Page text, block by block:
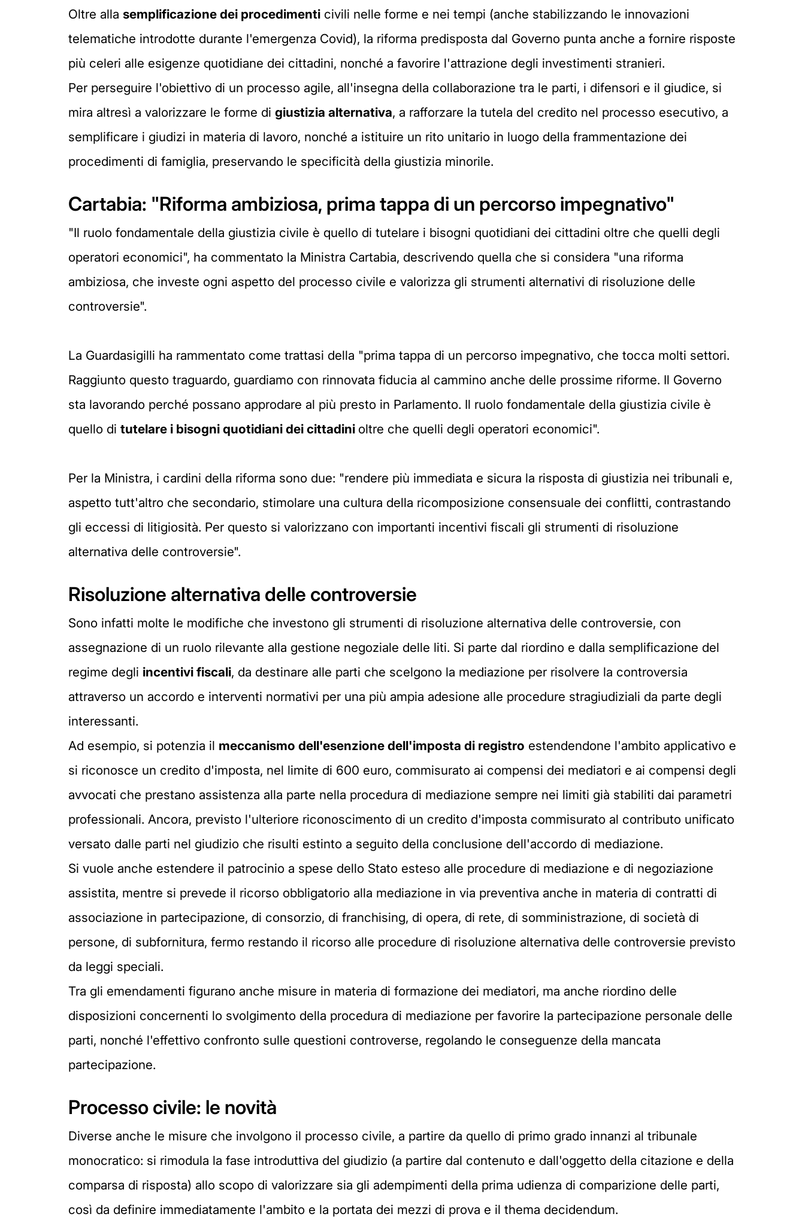
Oltre alla semplificazione dei procedimenti civili nelle forme e nei tempi (anche stabilizzando le innovazioni
telematiche introdotte durante l'emergenza Covid), la riforma predisposta dal Governo punta anche a fornire risposte
più celeri alle esigenze quotidiane dei cittadini, nonché a favorire l'attrazione degli investimenti stranieri.
Per perseguire l'obiettivo di un processo agile, all'insegna della collaborazione tra le parti, i difensori e il giudice, si
mira altresì a valorizzare le forme di giustizia alternativa, a rafforzare la tutela del credito nel processo esecutivo, a
semplificare i giudizi in materia di lavoro, nonché a istituire un rito unitario in luogo della frammentazione dei
procedimenti di famiglia, preservando le specificità della giustizia minorile.
Cartabia: "Riforma ambiziosa, prima tappa di un percorso impegnativo"
"Il ruolo fondamentale della giustizia civile è quello di tutelare i bisogni quotidiani dei cittadini oltre che quelli degli
operatori economici", ha commentato la Ministra Cartabia, descrivendo quella che si considera "una riforma
ambiziosa, che investe ogni aspetto del processo civile e valorizza gli strumenti alternativi di risoluzione delle
controversie".
La Guardasigilli ha rammentato come trattasi della "prima tappa di un percorso impegnativo, che tocca molti settori.
Raggiunto questo traguardo, guardiamo con rinnovata fiducia al cammino anche delle prossime riforme. Il Governo
sta lavorando perché possano approdare al più presto in Parlamento. Il ruolo fondamentale della giustizia civile è
quello di tutelare i bisogni quotidiani dei cittadini oltre che quelli degli operatori economici".
Per la Ministra, i cardini della riforma sono due: "rendere più immediata e sicura la risposta di giustizia nei tribunali e,
aspetto tutt'altro che secondario, stimolare una cultura della ricomposizione consensuale dei conflitti, contrastando
gli eccessi di litigiosità. Per questo si valorizzano con importanti incentivi fiscali gli strumenti di risoluzione
alternativa delle controversie".
Risoluzione alternativa delle controversie
Sono infatti molte le modifiche che investono gli strumenti di risoluzione alternativa delle controversie, con
assegnazione di un ruolo rilevante alla gestione negoziale delle liti. Si parte dal riordino e dalla semplificazione del
regime degli incentivi fiscali, da destinare alle parti che scelgono la mediazione per risolvere la controversia
attraverso un accordo e interventi normativi per una più ampia adesione alle procedure stragiudiziali da parte degli
interessanti.
Ad esempio, si potenzia il meccanismo dell'esenzione dell'imposta di registro estendendone l'ambito applicativo e
si riconosce un credito d'imposta, nel limite di 600 euro, commisurato ai compensi dei mediatori e ai compensi degli
avvocati che prestano assistenza alla parte nella procedura di mediazione sempre nei limiti già stabiliti dai parametri
professionali. Ancora, previsto l'ulteriore riconoscimento di un credito d'imposta commisurato al contributo unificato
versato dalle parti nel giudizio che risulti estinto a seguito della conclusione dell'accordo di mediazione.
Si vuole anche estendere il patrocinio a spese dello Stato esteso alle procedure di mediazione e di negoziazione
assistita, mentre si prevede il ricorso obbligatorio alla mediazione in via preventiva anche in materia di contratti di
associazione in partecipazione, di consorzio, di franchising, di opera, di rete, di somministrazione, di società di
persone, di subfornitura, fermo restando il ricorso alle procedure di risoluzione alternativa delle controversie previsto
da leggi speciali.
Tra gli emendamenti figurano anche misure in materia di formazione dei mediatori, ma anche riordino delle
disposizioni concernenti lo svolgimento della procedura di mediazione per favorire la partecipazione personale delle
parti, nonché l'effettivo confronto sulle questioni controverse, regolando le conseguenze della mancata
partecipazione.
Processo civile: le novità
Diverse anche le misure che involgono il processo civile, a partire da quello di primo grado innanzi al tribunale
monocratico: si rimodula la fase introduttiva del giudizio (a partire dal contenuto e dall'oggetto della citazione e della
comparsa di risposta) allo scopo di valorizzare sia gli adempimenti della prima udienza di comparizione delle parti,
così da definire immediatamente l'ambito e la portata dei mezzi di prova e il thema decidendum.